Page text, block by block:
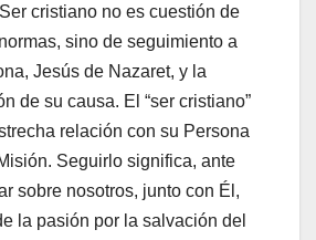
cristiano no es cuestión de
sino de seguimiento a
Jesús de Nazaret, y la
de su causa. El “ser cristiano”
relación con su Persona
Seguirlo significa, ante
sobre nosotros, junto con Él,
la pasión por la salvación del